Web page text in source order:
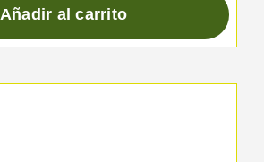
Añadir al carrito